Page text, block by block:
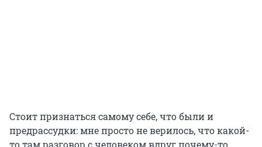
Стоит признаться самому себе, что были и
предрассудки: мне просто не верилось, что какой-
то там разговор с человеком вдруг почему-то